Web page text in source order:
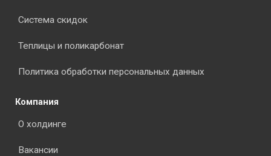
Система скидок
Теплицы и поликарбонат
Политика обработки персональных данных
Компания
О холдинге
Вакансии